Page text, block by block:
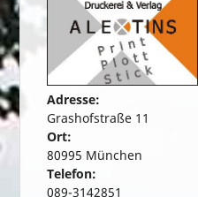
Adresse:
Grashofstraße 11
Ort:
80995 München
Telefon:
089-3142851